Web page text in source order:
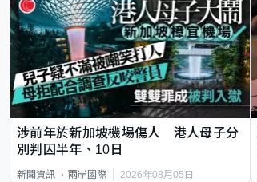
涉前年於新加坡機場傷人 港人母子分
別判囚半年、10日
新聞資訊 兩岸國際 2026年08月05日